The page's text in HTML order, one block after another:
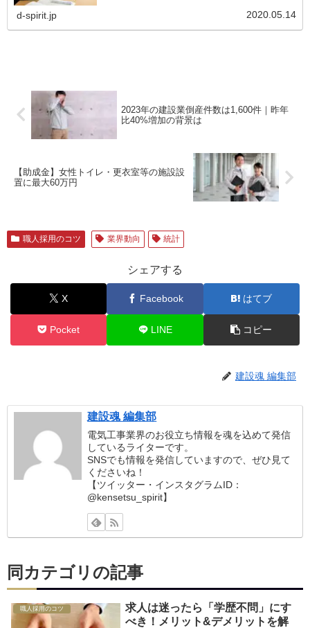
d-spirit.jp 2020.05.14
2023年の建設業倒産件数は1,600件｜昨年
比40%増加の背景は
【助成金】女性トイレ・更衣室等の施設設
置に最大60万円
職人採用のコツ 業界動向 統計
シェアする
X Facebook はてブ
Pocket LINE コピー
建設魂 編集部
建設魂 編集部
電気工事業界のお役立ち情報を魂を込めて発信
しているライターです。
SNSでも情報を発信していますので、ぜひ見て
くださいね！
【ツイッター・インスタグラムID：
@kensetsu_spirit】
同カテゴリの記事
職人採用のコツ
求人は迷ったら「学歴不問」にす
べき！メリット&デメリットを解